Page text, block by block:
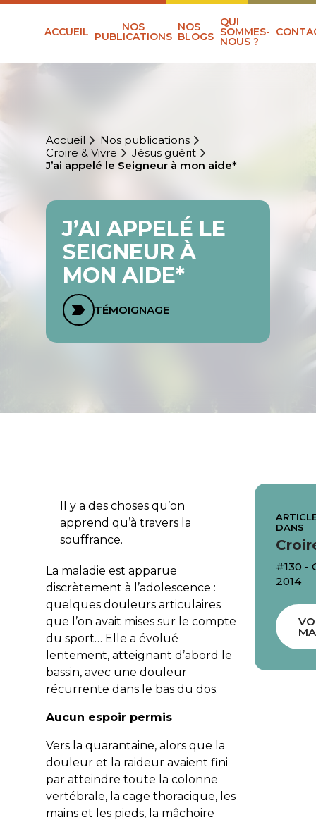
ACCUEIL NOS
PUBLICATIONS
NOS
BLOGS
QUI
SOMMES-
NOUS ?
Accueil
Nos publications
Croire & Vivre
Jésus guérit
J’ai appelé le Seigneur à mon aide*
J’AI APPELÉ LE
SEIGNEUR À
MON AIDE*
TÉMOIGNAGE
Il y a des choses qu’on
apprend qu’à travers la
souffrance.
La maladie est apparue
discrètement à l’adolescence :
quelques douleurs articulaires
que l’on avait mises sur le compte
du sport… Elle a évolué
lentement, atteignant d’abord le
bassin, avec une douleur
récurrente dans le bas du dos.
Aucun espoir permis
Vers la quarantaine, alors que la
douleur et la raideur avaient fini
par atteindre toute la colonne
vertébrale, la cage thoracique, les
mains et les pieds, la mâchoire
DANS
#130 -
2014